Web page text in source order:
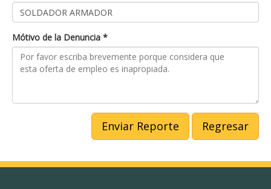
Mótivo de la Denuncia *
Enviar Reporte Regresar